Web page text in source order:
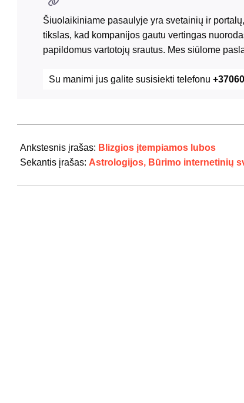
Šiuolaikiniame pasaulyje yra svetainių ir
tikslas, kad kompanijos gautu vertingas
papildomus vartotojų srautus. Mes siūlome
Su manimi jus galite susisiekti telefonu
06-
06
Ankstesnis įrašas: Blizgios įtempiamos lubos
Sekantis įrašas: Astrologijos, Būrimo internetinių